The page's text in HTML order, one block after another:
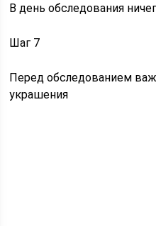
В день обследования
Шаг 7
Перед обследованием
украшения